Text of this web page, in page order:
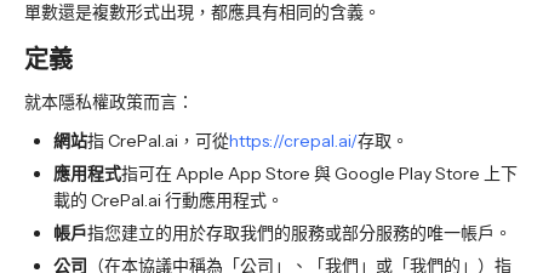
單數還是複數形式出現，都應具有相同的含義。
定義
就本隱私權政策而言：
網站指 CrePal.ai，可從https://crepal.ai/存取。
應用程式指可在 Apple App Store 與 Google Play Store 上下
載的 CrePal.ai 行動應用程式。
帳戶指您建立的用於存取我們的服務或部分服務的唯一帳戶。
公司 （在本協議中稱為「公司」、「我們」或「我們的」）指